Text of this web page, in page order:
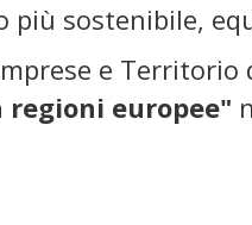
sostenibile,
e
europee"